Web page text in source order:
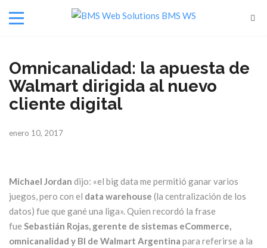
Omnicanalidad: la apuesta de
Walmart dirigida al nuevo
cliente digital
enero 10, 2017
Michael Jordan dijo: «el big data me permitió ganar varios
juegos, pero con el data warehouse (la centralización de los
datos) fue que gané una liga». Quien recordó la frase
fue Sebastián Rojas, gerente de sistemas eCommerce,
omnicanalidad y BI de Walmart Argentina para referirse a la